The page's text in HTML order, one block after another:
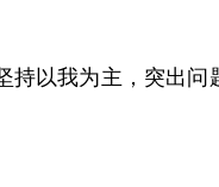
以我为主，突出问